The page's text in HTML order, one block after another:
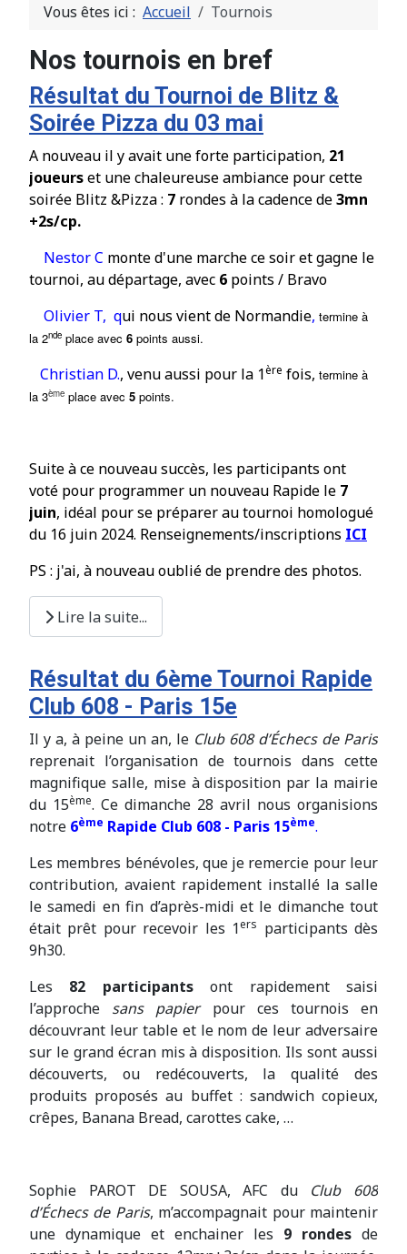
Vous êtes ici : Accueil Tournois
Nos tournois en bref
Résultat du Tournoi de Blitz &
Soirée Pizza du 03 mai
A nouveau il y avait une forte participation, 21
joueurset une chaleureuse ambiance pour cette
soirée Blitz &Pizza : 7 rondes à la cadence de3mn
+2s/cp.
Nestor C monte d'une marche ce soir et gagne le
tournoi, au départage, avec 6 points / Bravo
Olivier T, qui nous vient de Normandie, termine à
la 2nde place avec 6 points aussi.
Christian D., venu aussi pour la 1ère fois, termine à
la 3ème place avec 5 points.
Suiteàce nouveau succès, les participants ont
voté pour programmer un nouveau Rapide le 7
juin, idéal pour se préparer au tournoi homologué
du 16 juin 2024. Renseignements/inscriptions ICI
PS : j'ai, à nouveau oubliéde prendre des photos.
Lire la suite...
Résultat du 6ème Tournoi Rapide
Club 608 - Paris 15e
Il y a, à peine un an, le Club 608 d’Échecs de Paris
reprenait l’organisation de tournois dans cette
magnifique salle, mise à disposition par la mairie
du 15ème. Ce dimanche 28 avril nous organisions
notre 6ème Rapide Club 608 - Paris 15ème.
Les membres bénévoles, que je remercie pour leur
contribution, avaient rapidement installé la salle
le samedi en fin d’après-midi et le dimanche tout
était prêt pour recevoir les 1ers participants dès
9h30.
Les 82 participantsont rapidement saisi
l’approche sans papierpour ces tournois en
découvrant leur table et le nom de leur adversaire
sur le grand écran mis à disposition. Ils sont aussi
découverts, ou redécouverts, la qualité des
produits proposés au buffet : sandwich copieux,
crêpes, Banana Bread, carottes cake, …
Sophie PAROT DE SOUSA, AFC du Club 608
d’Échecs de Paris, m’accompagnait pour maintenir
une dynamique et enchainer les 9 rondes de